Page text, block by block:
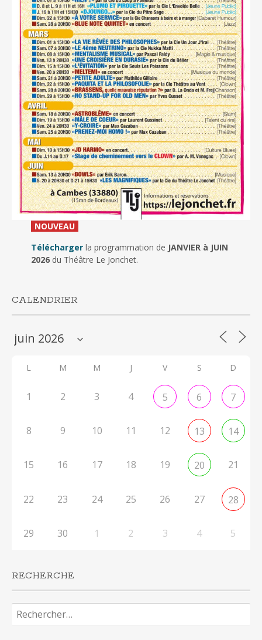
NOUVEAU_
Télécharger la programmation de JANVIER à JUIN
2026du Théâtre Le Jonchet.
CALENDRIER
L M M J V S D
1 2 3 4 5 6 7
8 9 10 11 12 13 14
15 16 17 18 19 20 21
22 23 24 25 26 27 28
29 30 1 2 3 4 5
RECHERCHE
Rechercher :